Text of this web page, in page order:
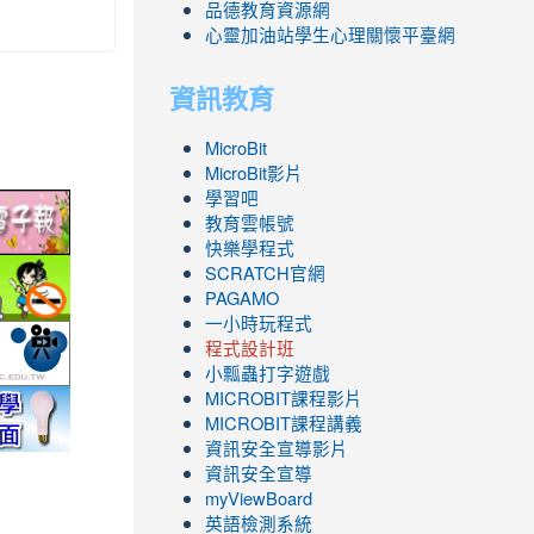
http://epaper.edu.tw/
school_index.aspx?cooler/default.aspx
http://health99.doh.gov.tw/box2/smokefreelife/Default.aspx
green-http://mod.tyc.edu.tw/
link
to
https://exam.tcte.edu.tw/tbt_html/
https://reurl.cc/GmMWYG
https://reurl.cc/pgQORQ
https://airtw.epa.gov.tw/
https://168.motc.gov.tw/theme/safemonth/
品德教育資源網
心靈加油站學生心理關懷平臺網
資訊教育
MicroBit
MicroBit影片
學習吧
教育雲帳號
快樂學程式
SCRATCH官網
PAGAMO
一小時玩程式
程式設計班
小瓢蟲打字遊戲
link
to
https://www.youtube.com/channel/
ZBGmXwlbUndNA/videos?
view=0&sort=dd&shelf_id=0
MICROBIT課程影片
link
to
https://www.youtube.com/channel/
ZBGmXwlbUndNA/videos?
view=0&sort=dd&shelf_id=0
MICROBIT課程講義
資訊安全宣導影片
資訊安全宣導
myViewBoard
英語檢測系統